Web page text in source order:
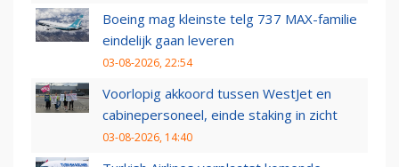
Boeing mag kleinste telg 737 MAX-familie
eindelijk gaan leveren
03-08-2026, 22:54
Voorlopig akkoord tussen WestJet en
cabinepersoneel, einde staking in zicht
03-08-2026, 14:40